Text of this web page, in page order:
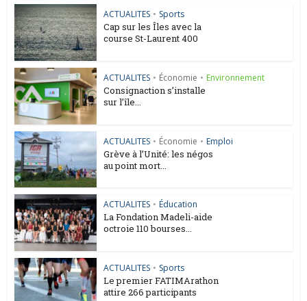
ACTUALITES • Sports
Cap sur les Îles avec la
course St-Laurent 400
ACTUALITES • Économie • Environnement
Consignaction s’installe
sur l’île...
ACTUALITES • Économie • Emploi
Grève à l’Unité: les négos
au point mort...
ACTUALITES • Éducation
La Fondation Madeli-aide
octroie 110 bourses...
ACTUALITES • Sports
Le premier FATIMArathon
attire 266 participants